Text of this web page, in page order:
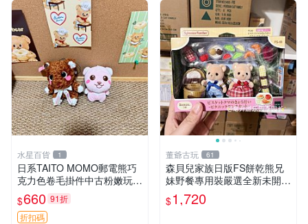
水星百貨 1
日系TAITO MOMO郵電熊巧
克力色卷毛掛件中古粉嫩玩偶
微瑕推薦 postpet momo 郵
電熊 中古玩偶
$660 91折
折扣碼
董爺古玩 61
森貝兒家族日版FS餅乾熊兄
妹野餐專用裝嚴選全新未開
封，包含兩組大童款紙盒裝，
適合收藏與分享。 餅乾熊兄
$1,720